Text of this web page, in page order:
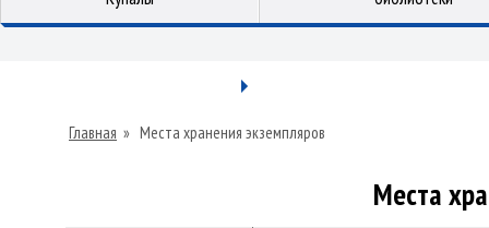
Главная » Места хранения экземпляров
Места